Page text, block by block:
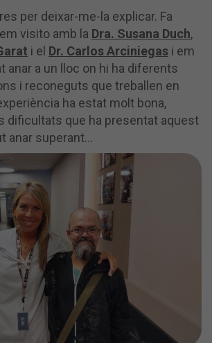
per deixar-me-la explicar. Fa
visito amb la Dra. Susana Duch,
i el Dr. Carlos Arciniegas i em
anar a un lloc on hi ha diferents
i reconeguts que treballen en
ha estat molt bona,
dificultats que ha presentat aquest
anar superant...